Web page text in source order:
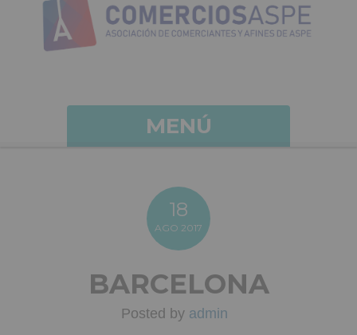
MENÚ
18
AGO 2017
BARCELONA
Posted by admin